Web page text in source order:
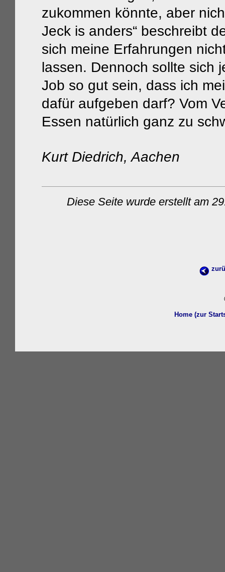
zukommen könnte, aber
Jeck is anders“ beschreibt
sich meine Erfahrungen
lassen. Dennoch sollte sich
Job so gut sein, dass ich
dafür aufgeben darf? Vom
Essen natürlich ganz zu
Kurt Diedrich, Aachen
Diese Seite wurde erstellt am
Home (zur